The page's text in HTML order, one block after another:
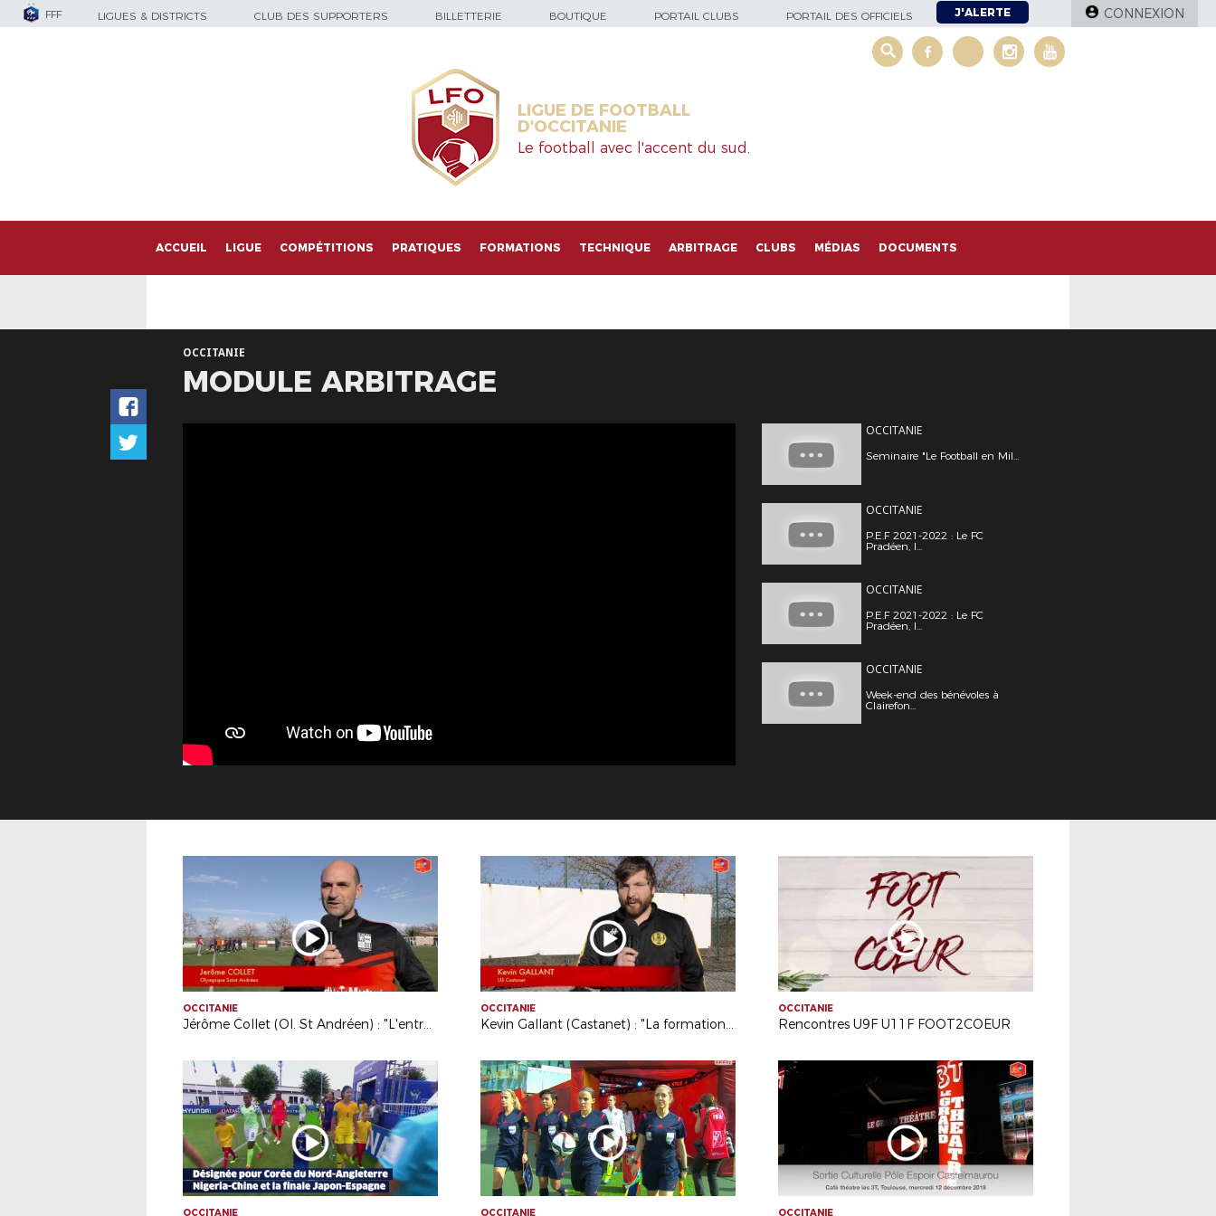
FFF LIGUES & DISTRICTS CLUB DES SUPPORTERS BILLETTERIE BOUTIQUE PORTAIL CLUBS PORTAIL DES OFFICIELS J'ALERTE CONNEXION
LIGUE DE FOOTBALL
D'OCCITANIE
Le football avec l'accent du sud.
ACCUEIL LIGUE COMPÉTITIONS PRATIQUES FORMATIONS TECHNIQUE ARBITRAGE CLUBS MÉDIAS DOCUMENTS
OCCITANIE
MODULE ARBITRAGE
OCCITANIE
Seminaire "Le Football en Mil...
OCCITANIE
P.E.F 2021-2022 : Le FC
Pradéen, l...
OCCITANIE
P.E.F 2021-2022 : Le FC
Pradéen, l...
OCCITANIE
Week-end des bénévoles à
Clairefon...
OCCITANIE
Jérôme Collet (Ol. St Andréen) : "L'entraide est intéressante"
OCCITANIE
Kevin Gallant (Castanet) : "La formation est enrichissante"
OCCITANIE
Rencontres U9F U11F FOOT2COEUR
OCCITANIE OCCITANIE OCCITANIE